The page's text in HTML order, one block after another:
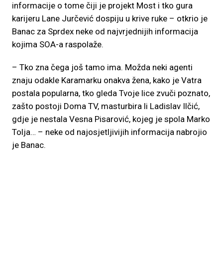
informacije o tome čiji je projekt Most i tko gura
karijeru Lane Jurčević dospiju u krive ruke – otkrio je
Banac za Sprdex neke od najvrjednijih informacija
kojima SOA-a raspolaže.
– Tko zna čega još tamo ima. Možda neki agenti
znaju odakle Karamarku onakva žena, kako je Vatra
postala popularna, tko gleda Tvoje lice zvuči poznato,
zašto postoji Doma TV, masturbira li Ladislav Ilčić,
gdje je nestala Vesna Pisarović, kojeg je spola Marko
Tolja… – neke od najosjetljivijih informacija nabrojio
je Banac.